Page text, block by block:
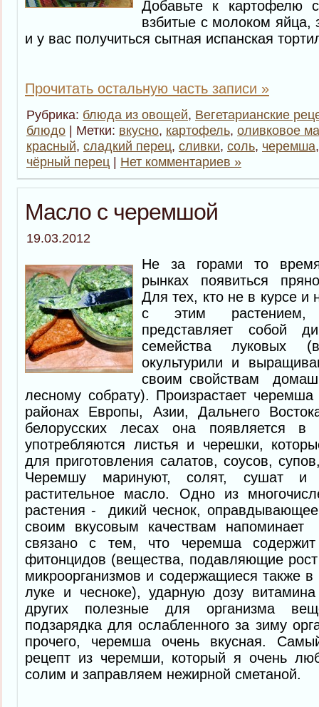
Добавьте к картофелю
взбитые с молоком яйца,
и у вас получиться сытная испанская
Прочитать остальную часть записи »
Рубрика: блюда из овощей, Вегетарианские
блюдо | Метки: вкусно, картофель, оливковое
красный, сладкий перец, сливки, соль, черемша
чёрный перец | Нет комментариев »
Масло с черемшой
19.03.2012
Не за горами то
рынках появиться
Для тех, кто не в курсе и
с этим растением,
представляет собой
семейства
окультурили и
своим свойствам
лесному собрату). Произрастает
районах Европы, Азии, Дальнего
белорусских лесах она появляется
употребляются листья и черешки,
для приготовления салатов, соусов,
Черемшу маринуют, солят, сушат и
растительное масло. Одно из
растения - дикий чеснок,
своим вкусовым качествам
связано с тем, что черемша содержит
фитонцидов (вещества, подавляющие рост
микроорганизмов и содержащиеся также
луке и чесноке), ударную дозу
других полезные для организма
подзарядка для ослабленного за зиму
прочего, черемша очень вкусная.
рецепт из черемши, который я очень
солим и заправляем нежирной сметаной.